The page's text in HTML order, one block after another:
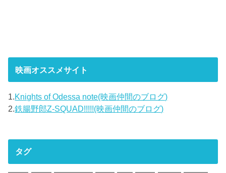
映画オススメサイト
1. Knights of Odessa note(映画仲間のブログ)
2.鉄腸野郎Z-SQUAD!!!!!(映画仲間のブログ)
タグ